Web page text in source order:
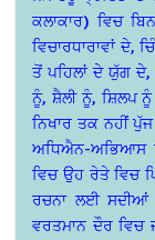
ਕਲਾਕਾਰ) ਵਿਚ
ਵਿਚਾਰਧਾਰਾਵਾਂ ਦੇ,
ਤੋਂ ਪਹਿਲਾਂ ਦੇ ਯੁੱਗ
ਨੂੰ, ਸ਼ੈਲੀ ਨੂੰ, ਸ਼ਿਲਪ
ਨਿਖਾਰ ਤਕ ਨਹੀਂ
ਅਧਿਐਨ-ਅਭਿਆਸ
ਵਿਚ ਉਹ ਰੇਤੇ ਵਿਚ
ਰਚਨਾ ਲਈ ਸਦੀਆਂ
ਵਰਤਮਾਨ ਦੌਰ ਵਿਚ